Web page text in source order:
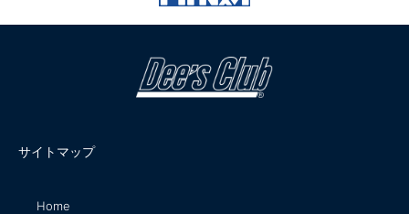
サイトマップ
Home